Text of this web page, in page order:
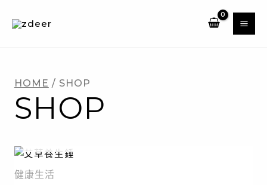
HOME / SHOP
SHOP
健康生活